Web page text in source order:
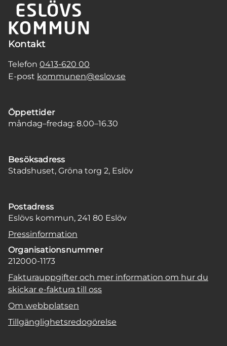
Kontakt
Telefon 0413-620 00
E-post kommunen@eslov.se
Öppettider
måndag–fredag: 8.00–16.30
Besöksadress
Stadshuset, Gröna torg 2, Eslöv
Postadress
Eslövs kommun, 241 80 Eslöv
Pressinformation
Organisationsnummer
212000-1173
Fakturauppgifter och mer information om hur du
skickar e-faktura till oss
Om webbplatsen
Tillgänglighetsredogörelse